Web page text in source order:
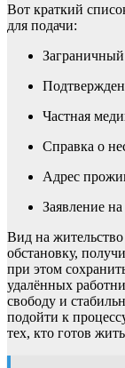
Вот краткий
для подачи:
Частная
Справка о
Адрес
Заявление
Вид на
обстановку,
при этом
удалённых
свободу и
подойти к
тех, кто готов